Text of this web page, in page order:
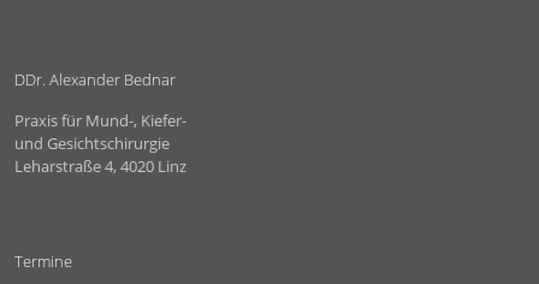
DDr. Alexander Bednar
Praxis für Mund-, Kiefer-
und Gesichtschirurgie
Leharstraße 4, 4020 Linz
Termine